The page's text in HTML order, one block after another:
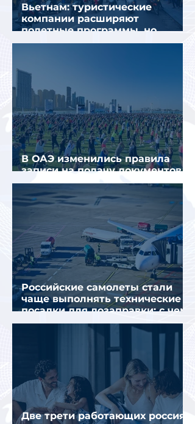
Вьетнам: туристические
компании расширяют
полетные программы, но
избегают прежних ошибок
В ОАЭ изменились правила
записи на подачу документов
для визы в Испанию
Российские самолеты стали
чаще выполнять технические
посадки для дозаправки: с чем
это связано
Две трети работающих россиян